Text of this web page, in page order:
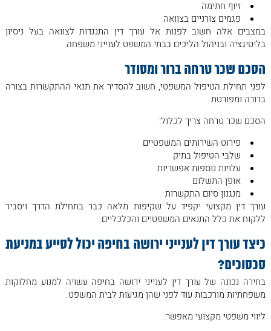
זיוף חתימה
פגמים צורניים בצוואה
במצבים אלה חשוב לפנות אל עורך דין התנגדות לצוואה בעל ניסיון
בליטיגציה ובניהול הליכים בבתי המשפט לענייני משפחה.
הסכם שכר טרחה ברור ומסודר
לפני תחילת הטיפול המשפטי, חשוב להסדיר את תנאי ההתקשרות בצורה
ברורה ומפורטת.
הסכם שכר טרחה צריך לכלול:
פירוט השירותים המשפטיים
שלבי הטיפול בתיק
עלויות נוספות אפשריות
אופן התשלום
מנגנון סיום התקשרות
עורך דין מקצועי יקפיד על שקיפות מלאה כבר בתחילת הדרך ויסביר
ללקוח את כלל התנאים המשפטיים והכלכליים.
כיצד עורך דין לענייני ירושה בחיפה יכול לסייע במניעת
סכסוכים?
בחירה נכונה של עורך דין לענייני ירושה בחיפה עשויה למנוע מחלוקות
משפחתיות מורכבות עוד לפני שהן מגיעות לבית המשפט.
ליווי משפטי מקצועי מאפשר: